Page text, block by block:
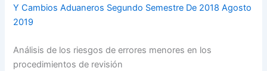
Y Cambios Aduaneros Segundo Semestre De 2018 Agosto
2019
Análisis de los riesgos de errores menores en los
procedimientos de revisión